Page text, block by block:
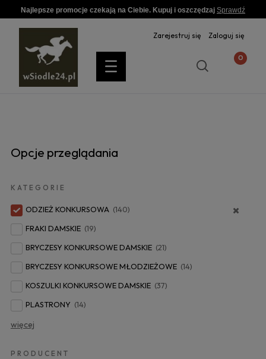
Najlepsze promocje czekają na Ciebie. Kupuj i oszczędzaj Sprawdź
Zarejestruj się Zaloguj się
Opcje przeglądania
KATEGORIE
ODZIEŻ KONKURSOWA (140)
FRAKI DAMSKIE (19)
BRYCZESY KONKURSOWE DAMSKIE (21)
BRYCZESY KONKURSOWE MŁODZIEŻOWE (14)
KOSZULKI KONKURSOWE DAMSKIE (37)
PLASTRONY (14)
więcej
PRODUCENT